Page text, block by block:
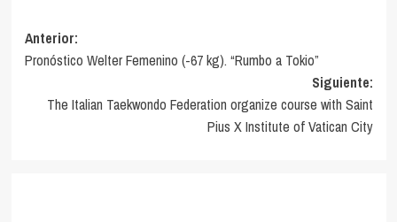
Navegación
de
entradas
Anterior:
Pronóstico Welter Femenino (-67 kg). “Rumbo a Tokio”
Siguiente:
The Italian Taekwondo Federation organize course with Saint
Pius X Institute of Vatican City